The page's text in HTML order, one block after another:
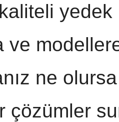
yedek
ve
ne
çözümler